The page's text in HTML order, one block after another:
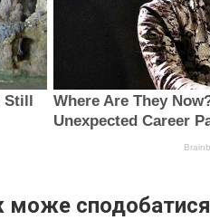
може сподобатися